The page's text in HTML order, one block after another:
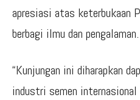
apresiasi atas keterbukaan
berbagi ilmu dan pengalaman.
“Kunjungan ini diharapkan
industri semen